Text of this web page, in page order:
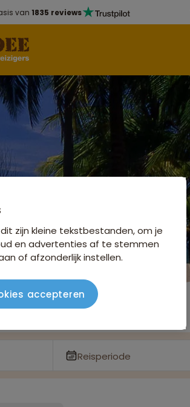
van 1835 reviews
Reisperiode
zijn kleine tekstbestanden, om je
en advertenties af te stemmen
of afzonderlijk instellen.
accepteren